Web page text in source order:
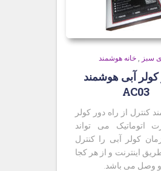
سبز ,خانه هوشمند
کولر آبی هوشمند
AC03
کنترل از راه دور کولر
اتوماتیک می تواند
کولر آبی را کنترل
اینترنت و از هر کجا
وصل می باشد.